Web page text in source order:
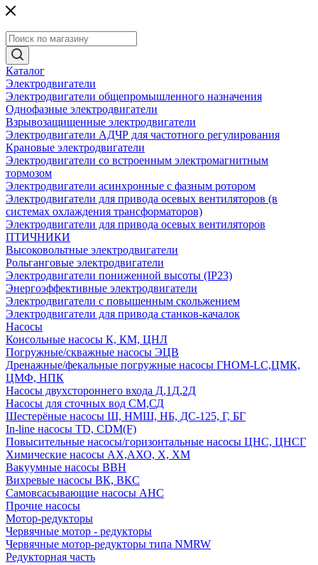
Каталог
Электродвигатели
Электродвигатели общепромышленного назначения
Однофазные электродвигатели
Взрывозащищенные электродвигатели
Электродвигатели АДЧР для частотного регулирования
Крановые электродвигатели
Электродвигатели со встроенным электромагнитным
тормозом
Электродвигатели асинхронные с фазным ротором
Электродвигатели для привода осевых вентиляторов (в
системах охлаждения трансформаторов)
Электродвигатели для привода осевых вентиляторов
ПТИЧНИКИ
Высоковольтные электродвигатели
Рольганговые электродвигатели
Электродвигатели пониженной высоты (IP23)
Энергоэффективные электродвигатели
Электродвигатели с повышенным скольжением
Электродвигатели для привода станков-качалок
Насосы
Консольные насосы К, КМ, ЦНЛ
Погружные/скважные насосы ЭЦВ
Дренажные/фекальные погружные насосы ГНОМ-LC,ЦМК,
ЦМФ, НПК
Насосы двухстороннего входа Д,1Д,2Д
Насосы для сточных вод СМ,СД
Шестерёные насосы Ш, НМШ, НБ, ДС-125, Г, БГ
In-line насосы TD, CDM(F)
Повысительные насосы/горизонтальные насосы ЦНС, ЦНСГ
Химические насосы АХ,АХО, Х, ХМ
Вакуумные насосы ВВН
Вихревые насосы ВК, ВКС
Самовсасывающие насосы АНС
Прочие насосы
Мотор-редукторы
Червячные мотор - редукторы
Червячные мотор-редукторы типа NMRW
Редукторная часть